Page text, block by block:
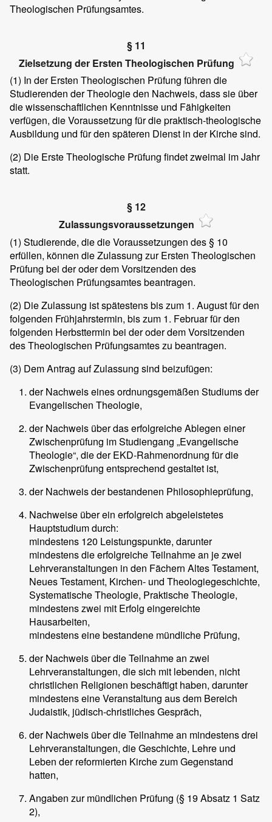
Theologischen Prüfungsamtes.
§ 11
Zielsetzung der Ersten Theologischen Prüfung
(1) In der Ersten Theologischen Prüfung führen die
Studierenden der Theologie den Nachweis, dass sie über
die wissenschaftlichen Kenntnisse und Fähigkeiten
verfügen, die Voraussetzung für die praktisch-theologische
Ausbildung und für den späteren Dienst in der Kirche sind.
(2) Die Erste Theologische Prüfung findet zweimal im Jahr
statt.
§ 12
Zulassungsvoraussetzungen
(1) Studierende, die die Voraussetzungen des § 10
erfüllen, können die Zulassung zur Ersten Theologischen
Prüfung bei der oder dem Vorsitzenden des
Theologischen Prüfungsamtes beantragen.
(2) Die Zulassung ist spätestens bis zum 1. August für den
folgenden Frühjahrstermin, bis zum 1. Februar für den
folgenden Herbsttermin bei der oder dem Vorsitzenden
des Theologischen Prüfungsamtes zu beantragen.
(3) Dem Antrag auf Zulassung sind beizufügen:
der Nachweis eines ordnungsgemäßen Studiums der
Evangelischen Theologie,
der Nachweis über das erfolgreiche Ablegen einer
Zwischenprüfung im Studiengang „Evangelische
Theologie“, die der EKD-Rahmenordnung für die
Zwischenprüfung entsprechend gestaltet ist,
der Nachweis der bestandenen Philosophieprüfung,
Nachweise über ein erfolgreich abgeleistetes
Hauptstudium durch:
mindestens 120 Leistungspunkte, darunter
mindestens die erfolgreiche Teilnahme an je zwei
Lehrveranstaltungen in den Fächern Altes Testament,
Neues Testament, Kirchen- und Theologiegeschichte,
Systematische Theologie, Praktische Theologie,
mindestens zwei mit Erfolg eingereichte
Hausarbeiten,
mindestens eine bestandene mündliche Prüfung,
der Nachweis über die Teilnahme an zwei
Lehrveranstaltungen, die sich mit lebenden, nicht
christlichen Religionen beschäftigt haben, darunter
mindestens eine Veranstaltung aus dem Bereich
Judaistik, jüdisch-christliches Gespräch,
der Nachweis über die Teilnahme an mindestens drei
Lehrveranstaltungen, die Geschichte, Lehre und
Leben der reformierten Kirche zum Gegenstand
hatten,
Angaben zur mündlichen Prüfung (§ 19 Absatz 1 Satz
2),